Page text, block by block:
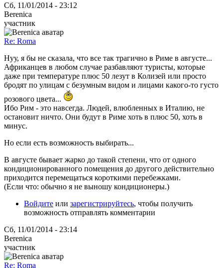
Сб, 11/01/2014 - 23:12
Berenica
участник
Re: Roma
Нуу, я бы не сказала, что все так трагично в Риме в августе...
Африканцев в любом случае разбавляют туристы, которые
даже при температуре плюс 50 лезут в Колизей или просто
бродят по улицам с безумным видом и лицами какого-то густо
розового цвета...
Ибо Рим - это навсегда. Людей, влюбленных в Италию, не
остановит ничто. Они будут в Риме хоть в плюс 50, хоть в
минус.
Но если есть возможность выбирать...
В августе бывает жарко до такой степени, что от одного
кондиционированного помещения до другого действительно
приходится перемещаться короткими перебежками.
(Если что: обычно я не выношу кондиционеры.)
Войдите или зарегистрируйтесь, чтобы получить
возможность отправлять комментарии
Сб, 11/01/2014 - 23:14
Berenica
участник
Re: Roma